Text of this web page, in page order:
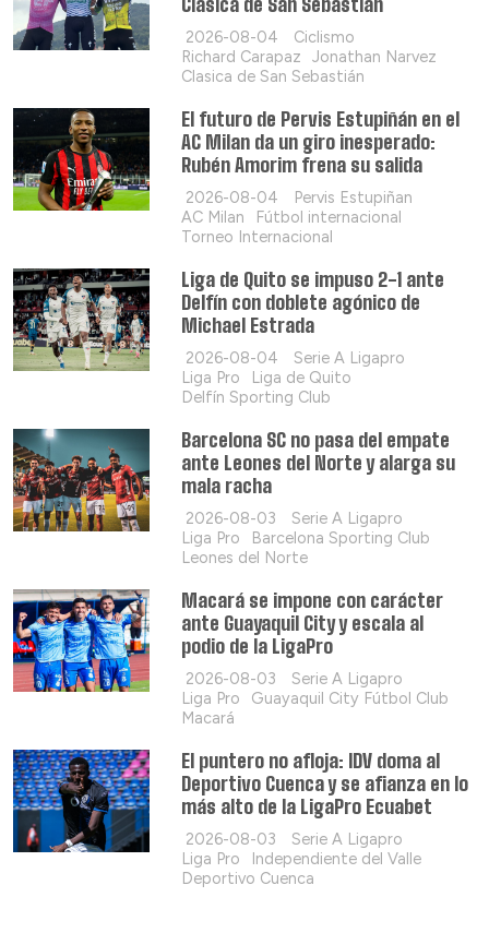
Clásica de San Sebastián
2026-08-04
Ciclismo
Richard Carapaz
Jonathan Narvez
Clasica de San Sebastián
El futuro de Pervis Estupiñán en el
AC Milan da un giro inesperado:
Rubén Amorim frena su salida
2026-08-04
Pervis Estupiñan
AC Milan
Fútbol internacional
Torneo Internacional
Liga de Quito se impuso 2-1 ante
Delfín con doblete agónico de
Michael Estrada
2026-08-04
Serie A Ligapro
Liga Pro
Liga de Quito
Delfín Sporting Club
Barcelona SC no pasa del empate
ante Leones del Norte y alarga su
mala racha
2026-08-03
Serie A Ligapro
Liga Pro
Barcelona Sporting Club
Leones del Norte
Macará se impone con carácter
ante Guayaquil City y escala al
podio de la LigaPro
2026-08-03
Serie A Ligapro
Liga Pro
Guayaquil City Fútbol Club
Macará
El puntero no afloja: IDV doma al
Deportivo Cuenca y se afianza en lo
más alto de la LigaPro Ecuabet
2026-08-03
Serie A Ligapro
Liga Pro
Independiente del Valle
Deportivo Cuenca